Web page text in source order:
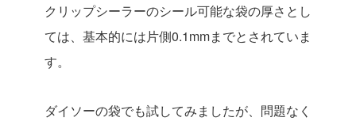
クリップシーラーのシール可能な袋の厚さとし
ては、基本的には片側0.1mmまでとされていま
す。
ダイソーの袋でも試してみましたが、問題なく